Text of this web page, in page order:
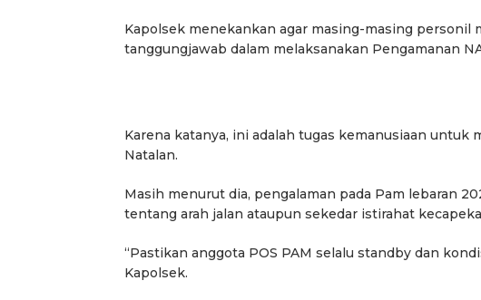
Kapolsek menekankan agar masing-masing personil
tanggungjawab dalam melaksanakan Pengamanan
Karena katanya, ini adalah tugas kemanusiaan untuk
Natalan.
Masih menurut dia, pengalaman pada Pam lebaran
tentang arah jalan ataupun sekedar istirahat
“Pastikan anggota POS PAM selalu standby dan
Kapolsek.